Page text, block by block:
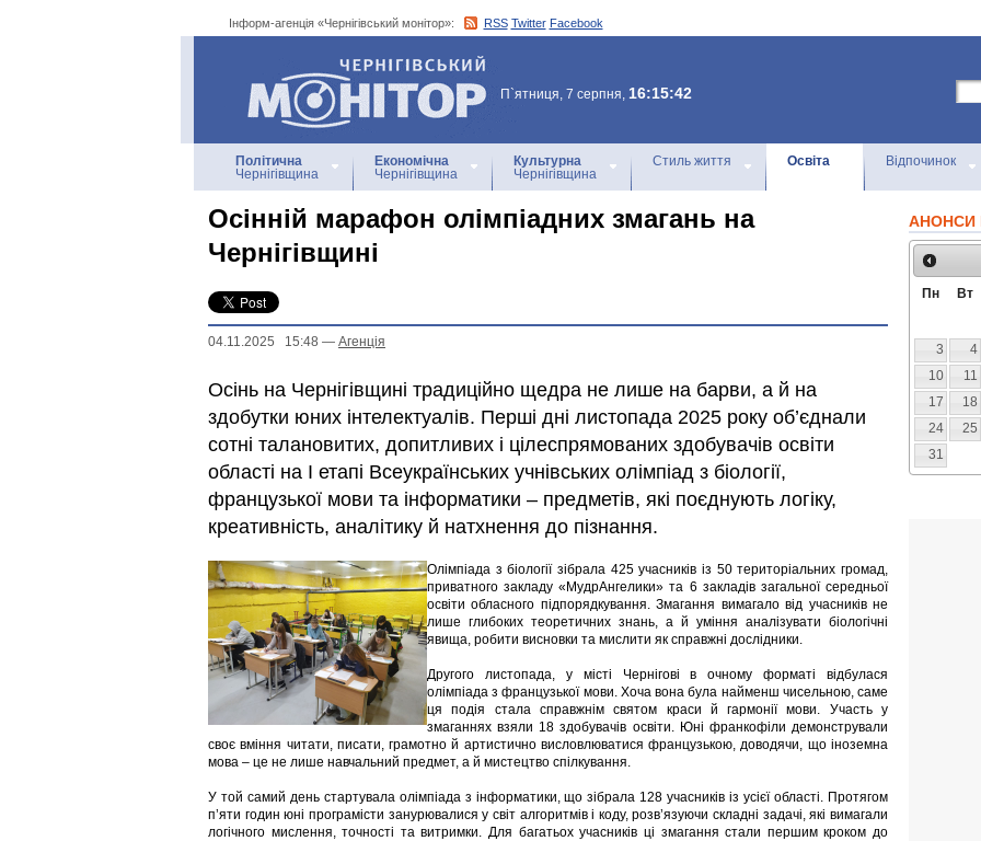
Інформ-агенція «Чернігівський монітор»: RSS Twitter Facebook
Інформ-агенція
«Чернігівський монітор»
П`ятниця, 7 серпня, 16:15:42
Політична
Чернігівщина
Економічна
Чернігівщина
Культурна
Чернігівщина
Стиль життя Освіта Відпочинок
Осінній марафон олімпіадних змагань на
Чернігівщині
04.11.2025 15:48 — Агенцiя
Осінь на Чернігівщині традиційно щедра не лише на барви, а й на
здобутки юних інтелектуалів. Перші дні листопада 2025 року об’єднали
сотні талановитих, допитливих і цілеспрямованих здобувачів освіти
області на І етапі Всеукраїнських учнівських олімпіад з біології,
французької мови та інформатики – предметів, які поєднують логіку,
креативність, аналітику й натхнення до пізнання.
Олімпіада з біології зібрала 425 учасників із 50 територіальних громад,
приватного закладу «МудрАнгелики» та 6 закладів загальної середньої
освіти обласного підпорядкування. Змагання вимагало від учасників не
лише глибоких теоретичних знань, а й уміння аналізувати біологічні
явища, робити висновки та мислити як справжні дослідники.
Другого листопада, у місті Чернігові в очному форматі відбулася
олімпіада з французької мови. Хоча вона була найменш чисельною, саме
ця подія стала справжнім святом краси й гармонії мови. Участь у
змаганнях взяли 18 здобувачів освіти. Юні франкофіли демонстрували
своє вміння читати, писати, грамотно й артистично висловлюватися французькою, доводячи, що іноземна
мова – це не лише навчальний предмет, а й мистецтво спілкування.
У той самий день стартувала олімпіада з інформатики, що зібрала 128 учасників із усієї області. Протягом
п’яти годин юні програмісти занурювалися у світ алгоритмів і коду, розв’язуючи складні задачі, які вимагали
логічного мислення, точності та витримки. Для багатьох учасників ці змагання стали першим кроком до
АНОНСИ
Пн Вт
3
4
10
11
17
18
24
25
31